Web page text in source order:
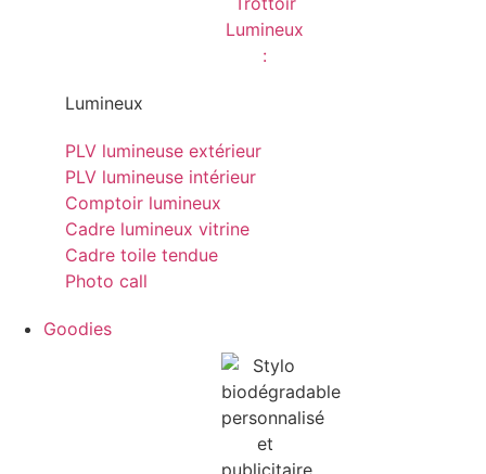
Lumineux
PLV lumineuse extérieur
PLV lumineuse intérieur
Comptoir lumineux
Cadre lumineux vitrine
Cadre toile tendue
Photo call
Goodies